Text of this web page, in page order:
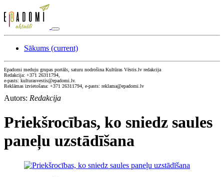
Sākums (current)
Epadomi meduju grupas portāls, saturu nodrošina Kultūras Vēstis.lv redakcija
Redakcija: +371 26311794,
e-pasts: kulturasvestis@epadomi.lv.
Reklāmas izvietošana: +371 26311794, e-pasts: reklama@epadomi.lv
Autors: Redakcija
Priekšrocības, ko sniedz saules
paneļu uzstādīšana